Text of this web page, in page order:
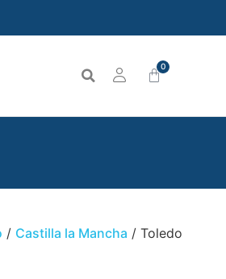
0
/ Castilla la Mancha / Toledo